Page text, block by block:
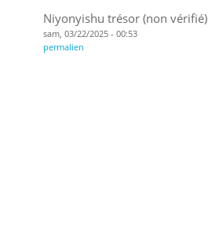
Niyonyishu trésor (non vérifié)
sam, 03/22/2025 - 00:53
permalien